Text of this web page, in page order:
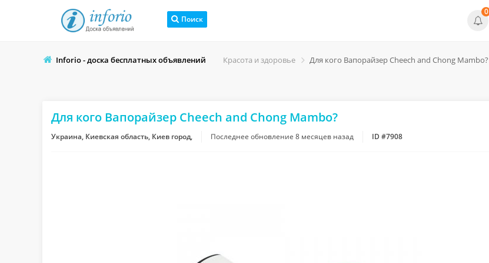
Поиск
0
Inforio - доска бесплатных объявлений Красота и здоровье Для кого Вапорайзер Cheech and Chong Mambo?
Для кого Вапорайзер Cheech and Chong Mambo?
Украина, Киевская область, Киев город, Последнее обновление 8 месяцев назад ID #7908